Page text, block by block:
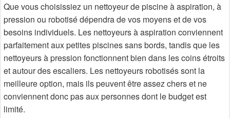
Que vous choisissiez un nettoyeur de piscine à aspiration, à
pression ou robotisé dépendra de vos moyens et de vos
besoins individuels. Les nettoyeurs à aspiration conviennent
parfaitement aux petites piscines sans bords, tandis que les
nettoyeurs à pression fonctionnent bien dans les coins étroits
et autour des escaliers. Les nettoyeurs robotisés sont la
meilleure option, mais ils peuvent être assez chers et ne
conviennent donc pas aux personnes dont le budget est
limité.